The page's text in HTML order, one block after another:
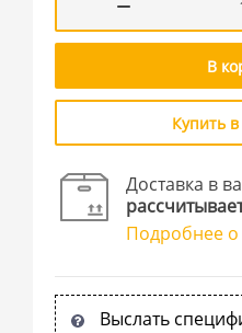
В
Купить
Доставка в
Подробнее о
Выслать